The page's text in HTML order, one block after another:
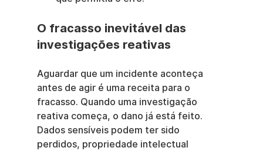
O fracasso inevitável das
investigações reativas
Aguardar que um incidente aconteça
antes de agir é uma receita para o
fracasso. Quando uma investigação
reativa começa, o dano já está feito.
Dados sensíveis podem ter sido
perdidos, propriedade intelectual